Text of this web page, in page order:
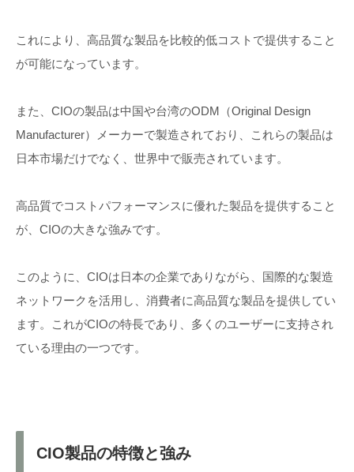
これにより、高品質な製品を比較的低コストで提供すること
が可能になっています。
また、CIOの製品は中国や台湾のODM（Original Design
Manufacturer）メーカーで製造されており、これらの製品は
日本市場だけでなく、世界中で販売されています。
高品質でコストパフォーマンスに優れた製品を提供すること
が、CIOの大きな強みです。
このように、CIOは日本の企業でありながら、国際的な製造
ネットワークを活用し、消費者に高品質な製品を提供してい
ます。これがCIOの特長であり、多くのユーザーに支持され
ている理由の一つです。
CIO製品の特徴と強み